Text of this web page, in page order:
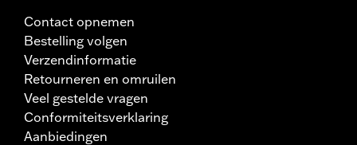
Contact opnemen
Bestelling volgen
Verzendinformatie
Retourneren en omruilen
Veel gestelde vragen
Conformiteitsverklaring
Aanbiedingen